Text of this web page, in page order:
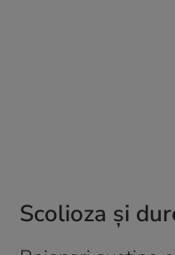
Scolioza și